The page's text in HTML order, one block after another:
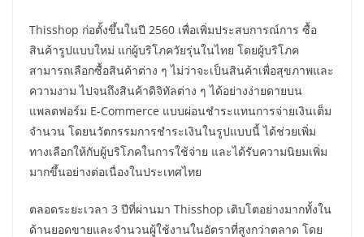
Thisshop ก่อตั้งขึ้นในปี 2560 เพื่อเพิ่มประสบการณ์การ ซื้อ
สินค้ารูปแบบใหม่ แก่ผู้บริโภควัยรุ่นในไทย โดยผู้บริโภค
สามารถเลือกซื้อสินค้าต่าง ๆ ไม่ว่าจะเป็นสินค้าเพื่อสุขภาพและ
ความงาม ไปจนถึงสินค้าดิจิทัลต่าง ๆ ได้อย่างง่ายดายบน
แพลตฟอร์ม E-Commerce แบบผ่อนชำระแทนการจ่ายเงินเต็ม
จำนวน โดยนวัตกรรมการชำระเงินในรูปแบบนี้ ได้ช่วยเพิ่ม
ทางเลือกให้กับผู้บริโภคในการใช้จ่าย และได้รับความนิยมเพิ่ม
มากขึ้นอย่างต่อเนื่องในประเทศไทย
ตลอดระยะเวลา 3 ปีที่ผ่านมา Thisshop เติบโตอย่างมากทั้งใน
ด้านยอดขายและจำนวนผู้ใช้งานในอัตราที่สูงกว่าตลาด โดย